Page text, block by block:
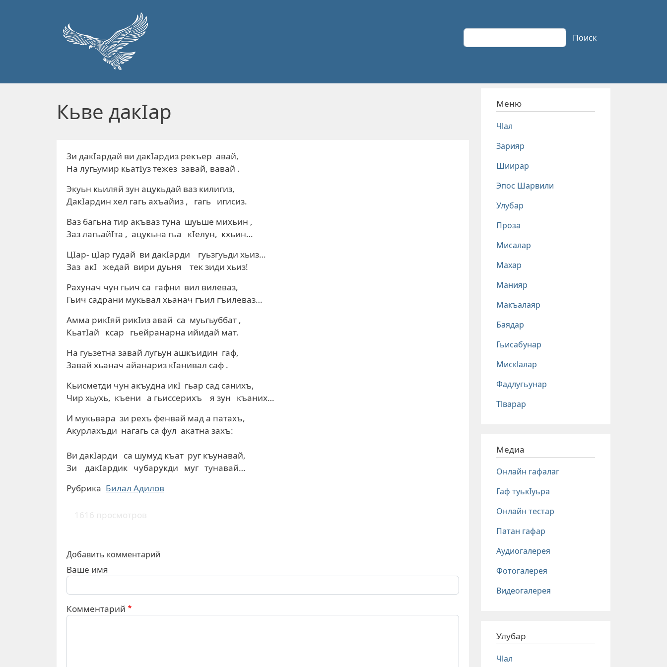
Поиск Поиск
Кьве дакIар
Зи дакIардай ви дакIардиз рекъер авай,
На лугьумир кьатIуз тежез завай, вавай .
Экуьн кьиляй зун ацукьдай ваз килигиз,
ДакIардин хел гагь ахъайиз , гагь игисиз.
Ваз багьна тир акъваз туна шуьше михьин ,
Заз лагьайIта , ацукьна гьа кIелун, кхьин…
ЦIар- цIар гудай ви дакIарди гуьзгуьди хьиз…
Заз акI жедай вири дуьня тек зиди хьиз!
Рахунач чун гьич са гафни вил вилеваз,
Гьич садрани мукьвал хьанач гъил гъилеваз…
Амма рикIяй рикIиз авай са муьгьуббат ,
КьатIай ксар гьейранарна ийидай мат.
На гуьзетна завай лугьун ашкъидин гаф,
Завай хьанач айанариз кIанивал саф .
Кьисметди чун акъудна икI гьар сад санихъ,
Чир хьухь, къени а гьисcерихъ я зун къаних…
И мукьвара зи рехъ фенвай мад а патахъ,
Акурлахъди нагагь са фул акатна захъ:
Ви дакIарди са шумуд къат руг къунавай,
Зи дакIардик чубарукди муг тунавай…
Рубрика Билал Адилов
1616 просмотров
Добавить комментарий
Ваше имя
Комментарий
Меню
Чlал
Зарияр
Шиирар
Эпос Шарвили
Улубар
Проза
Мисалар
Махар
Манияр
Макъалаяр
Баядар
Гьисабунар
Мискlалар
Фадлугьунар
Тlварар
Медиа
Онлайн гафалаг
Гаф туькIуьра
Онлайн тестар
Патан гафар
Аудиогалерея
Фотогалерея
Видеогалерея
Улубар
Чlал